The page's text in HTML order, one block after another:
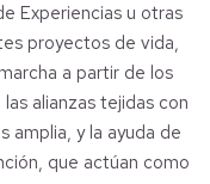
Experiencias u otras
proyectos de vida,
a partir de los
alianzas tejidas con
amplia, y la ayuda de
que actúan como